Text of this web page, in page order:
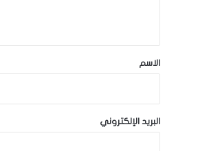
*
الاسم
البريد الإلكتروني